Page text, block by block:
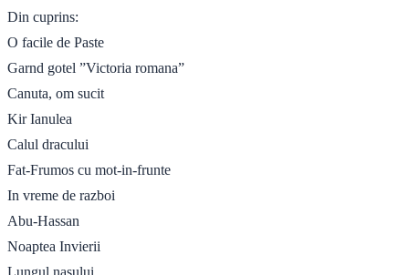
Din cuprins:
O facile de Paste
Garnd gotel ”Victoria romana”
Canuta, om sucit
Kir Ianulea
Calul dracului
Fat-Frumos cu mot-in-frunte
In vreme de razboi
Abu-Hassan
Noaptea Invierii
Lungul nasului